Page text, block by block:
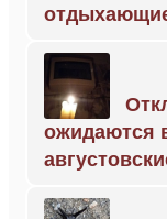
ожидаются